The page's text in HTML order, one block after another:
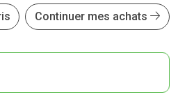
Continuer mes achats